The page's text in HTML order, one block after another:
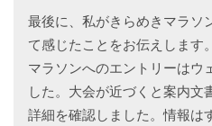
最後に、私がきらめきマラソ
て感じたことをお伝えします。
マラソンへのエントリーはウ
した。大会が近づくと案内文
詳細を確認しました。情報は